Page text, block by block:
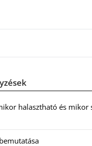
halasztható és mikor